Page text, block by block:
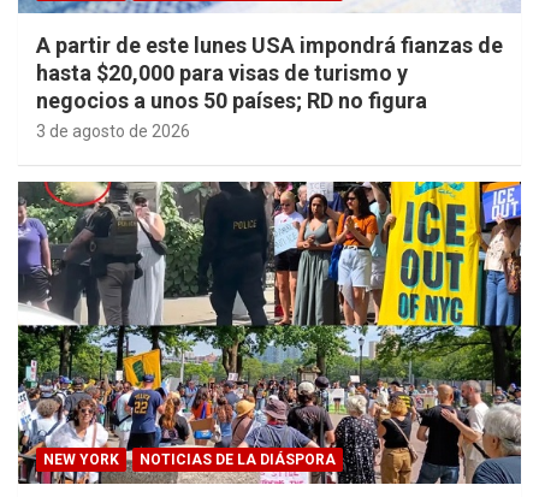
A partir de este lunes USA impondrá fianzas de
hasta $20,000 para visas de turismo y
negocios a unos 50 países; RD no figura
3 de agosto de 2026
NEW YORK NOTICIAS DE LA DIÁSPORA